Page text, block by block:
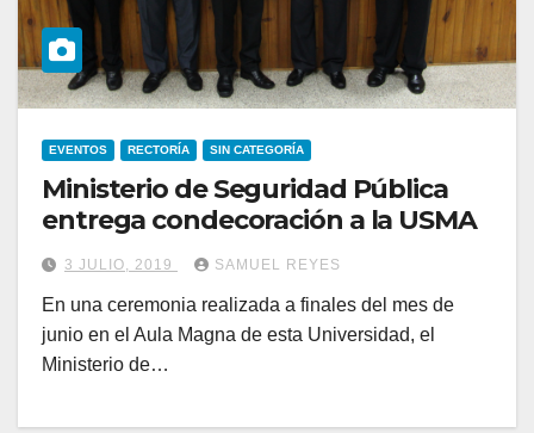
EVENTOS RECTORÍA SIN CATEGORÍA
Ministerio de Seguridad Pública
entrega condecoración a la USMA
3 JULIO, 2019 SAMUEL REYES
En una ceremonia realizada a finales del mes de
junio en el Aula Magna de esta Universidad, el
Ministerio de…